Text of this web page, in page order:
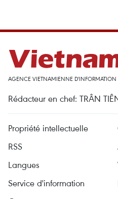
AGENCE VIETNAMIENNE
Rédacteur en chef: TRÂN
Propriété intellectuelle
RSS
Langues
Service d'information